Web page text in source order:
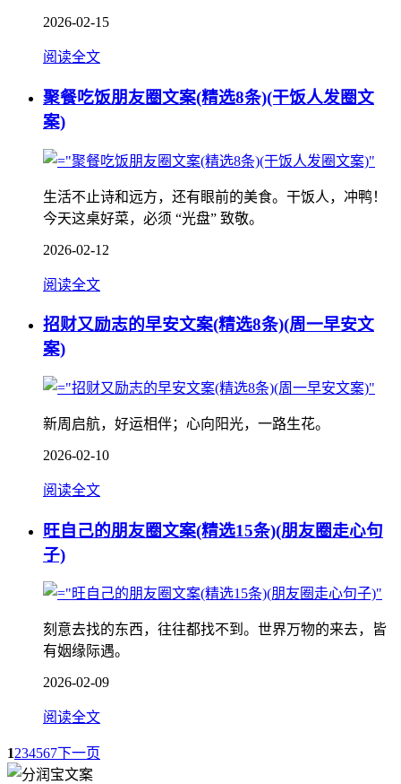
2026-02-15
阅读全文
聚餐吃饭朋友圈文案(精选8条)(干饭人发圈文
案)
生活不止诗和远方，还有眼前的美食。干饭人，冲鸭！
今天这桌好菜，必须 “光盘” 致敬。
2026-02-12
阅读全文
招财又励志的早安文案(精选8条)(周一早安文
案)
新周启航，好运相伴；心向阳光，一路生花。
2026-02-10
阅读全文
旺自己的朋友圈文案(精选15条)(朋友圈走心句
子)
刻意去找的东西，往往都找不到。世界万物的来去，皆
有姻缘际遇。
2026-02-09
阅读全文
1234567下一页